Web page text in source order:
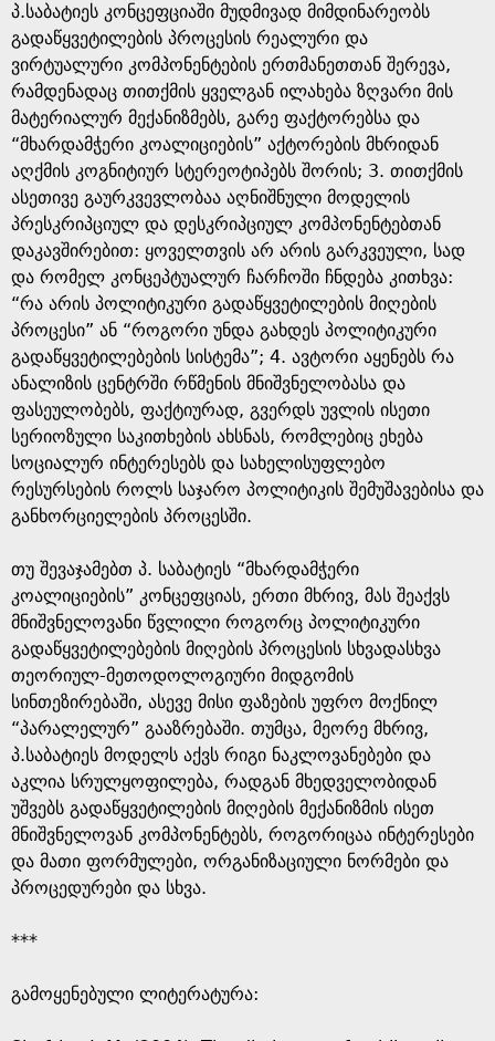
პ.საბატიეს კონცეფციაში მუდმივად მიმდინარეობს
გადაწყვეტილების პროცესის რეალური და
ვირტუალური კომპონენტების ერთმანეთთან შერევა,
რამდენადაც თითქმის ყველგან ილახება ზღვარი მის
მატერიალურ მექანიზმებს, გარე ფაქტორებსა და
“მხარდამჭერი კოალიციების” აქტორების მხრიდან
აღქმის კოგნიტიურ სტერეოტიპებს შორის; 3. თითქმის
ასეთივე გაურკვევლობაა აღნიშნული მოდელის
პრესკრიპციულ და დესკრიპციულ კომპონენტებთან
დაკავშირებით: ყოველთვის არ არის გარკვეული, სად
და რომელ კონცეპტუალურ ჩარჩოში ჩნდება კითხვა:
“რა არის პოლიტიკური გადაწყვეტილების მიღების
პროცესი” ან “როგორი უნდა გახდეს პოლიტიკური
გადაწყვეტილებების სისტემა”; 4. ავტორი აყენებს რა
ანალიზის ცენტრში რწმენის მნიშვნელობასა და
ფასეულობებს, ფაქტიურად, გვერდს უვლის ისეთი
სერიოზული საკითხების ახსნას, რომლებიც ეხება
სოციალურ ინტერესებს და სახელისუფლებო
რესურსების როლს საჯარო პოლიტიკის შემუშავებისა და
განხორციელების პროცესში.
თუ შევაჯამებთ პ. საბატიეს “მხარდამჭერი
კოალიციების” კონცეფციას, ერთი მხრივ, მას შეაქვს
მნიშვნელოვანი წვლილი როგორც პოლიტიკური
გადაწყვეტილებების მიღების პროცესის სხვადასხვა
თეორიულ-მეთოდოლოგიური მიდგომის
სინთეზირებაში, ასევე მისი ფაზების უფრო მოქნილ
“პარალელურ” გააზრებაში. თუმცა, მეორე მხრივ,
პ.საბატიეს მოდელს აქვს რიგი ნაკლოვანებები და
აკლია სრულყოფილება, რადგან მხედველობიდან
უშვებს გადაწყვეტილების მიღების მექანიზმის ისეთ
მნიშვნელოვან კომპონენტებს, როგორიცაა ინტერესები
და მათი ფორმულები, ორგანიზაციული ნორმები და
პროცედურები და სხვა.
***
გამოყენებული ლიტერატურა: